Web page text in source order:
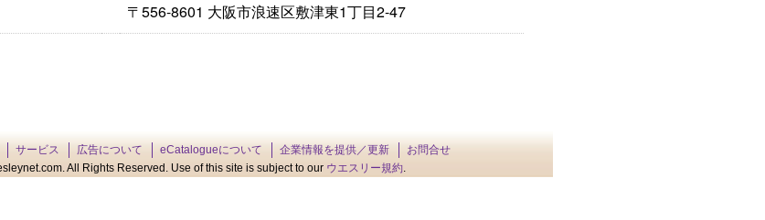
〒556-8601 大阪市浪速区敷津東1丁目2-47
サービス 広告について eCatalogueについて 企業情報を提供／更新
お問合せ
All Rights Reserved. Use of this site is subject to our ウエスリー規約.